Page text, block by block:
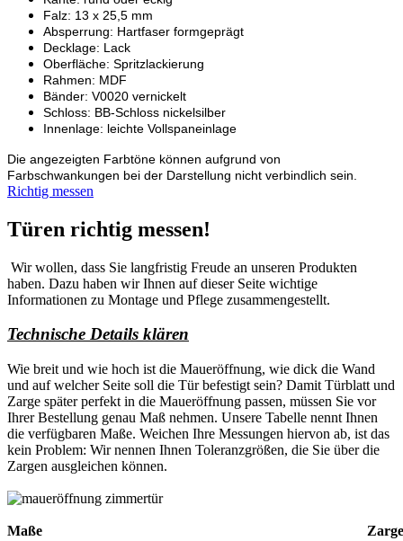
Falz: 13 x 25,5 mm
Absperrung: Hartfaser formgeprägt
Decklage: Lack
Oberfläche: Spritzlackierung
Rahmen: MDF
Bänder: V0020 vernickelt
Schloss: BB-Schloss nickelsilber
Innenlage: leichte Vollspaneinlage
Die angezeigten Farbtöne können aufgrund von
Farbschwankungen bei der Darstellung nicht verbindlich sein.
Richtig messen
Türen richtig messen!
Wir wollen, dass Sie langfristig Freude an unseren Produkten
haben. Dazu haben wir Ihnen auf dieser Seite wichtige
Informationen zu Montage und Pflege zusammengestellt.
Technische Details klären
Wie breit und wie hoch ist die Maueröffnung, wie dick die Wand
und auf welcher Seite soll die Tür befestigt sein? Damit Türblatt und
Zarge später perfekt in die Maueröffnung passen, müssen Sie vor
Ihrer Bestellung genau Maß nehmen. Unsere Tabelle nennt Ihnen
die verfügbaren Maße. Weichen Ihre Messungen hiervon ab, ist das
kein Problem: Wir nennen Ihnen Toleranzgrößen, die Sie über die
Zargen ausgleichen können.
Maße